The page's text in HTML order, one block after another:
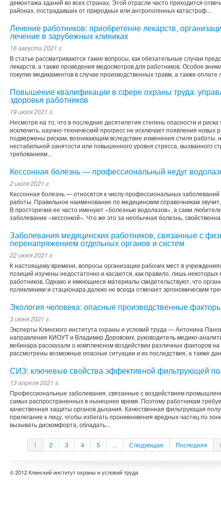
демонтажа зданий во всех странах. Этой отрасли часто приходится
районах, пострадавших от природных или антропогенных катастроф...
Лечение работников: приобретение лекарств,
лечение в зарубежных клиниках
16 августа 2021 г.
В статье рассматриваются такие вопросы, как обязательные случаи
лекарств, а также проведения медосмотров для работников. Особое
покупке медикаментов в случае производственных травм, а также оплате
Повышение квалификации в сфере охраны труда:
здоровья работников
19 июля 2021 г.
Несмотря на то, что в последние десятилетия степень опасности и
исключить, научно-технический прогресс не исключает появления новых
подвержены рискам, возникающим вследствие изменения стиля работы,
нестабильной занятости или повышенного уровня стресса, вызванного
требованиям...
Кессонная болезнь — профессиональный недуг
2 июля 2021 г.
Кессонная болезнь — относятся к числу профессиональных
работы. Правильное наименование по медицинским справочникам
В просторечии ее часто именуют «болезнью водолазов», а сами
заболевание «кессонкой». Что же это за необычная болезнь,
Заболевания медицинских работников, связанные с
перенапряжением отдельных органов и систем
22 июня 2021 г.
К настоящему времени, вопросы организации рабочих мест в
позиций изучены недостаточно и касаются, как правило, лишь
работников. Однако и имеющиеся материалы свидетельствуют, что
поликлиники и стационара далеко не всегда отве­чает эргономическим
Экология человека: опасные производственные
3 июня 2021 г.
Эксперты Клинского института охраны и условий труда ― Антонина
направления КИОУТ и Владимир Доровских, руководитель медико-
вебинара рассказали о комплексном воздействии различных факторов
рассмотрены возможные опасные ситуации и их последствия, а также
СИЗ: ключевые свойства эффективной фильтрующей
13 апреля 2021 г.
Профессиональные заболевания, связанные с воздействием
самых распространенных в нынешнее время. Поэтому работникам
качественная защиты органов дыхания. Качественная фильтрующая
прилегание к лицу, чтобы избегать проникновения вредных частиц по
вызывать дискомфорта, обладать...
1 2 3 4 5 ... Следующая Последняя
© 2012 Клинский институт охраны и условий труда